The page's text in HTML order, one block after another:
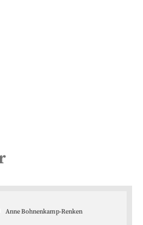
Anne Bohnenkamp-Renken